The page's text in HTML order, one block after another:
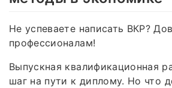
Не успеваете написать ВКР?
профессионалам!
Выпускная квалификационная
шаг на пути к диплому. Но что